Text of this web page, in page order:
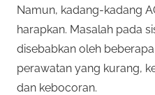
Namun, kadang-kadang
harapkan. Masalah pada
disebabkan oleh
perawatan yang kurang,
dan kebocoran.